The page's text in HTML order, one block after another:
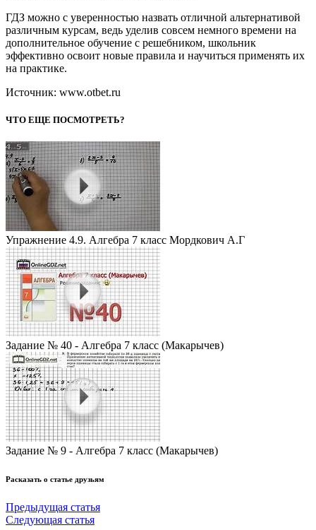
ГДЗ можно с уверенностью назвать отличной альтернативой
различным курсам, ведь уделив совсем немного времени на
дополнительное обучение с решебником, школьник
эффективно освоит новые правила и научиться применять их
на практике.
Источник: www.otbet.ru
ЧТО ЕЩЕ ПОСМОТРЕТЬ?
Упражнение 4.9. Алгебра 7 класс Мордкович А.Г
Задание № 40 - Алгебра 7 класс (Макарычев)
Задание № 9 - Алгебра 7 класс (Макарычев)
Расказать о статье друзьям
Предыдущая статья
Следующая статья